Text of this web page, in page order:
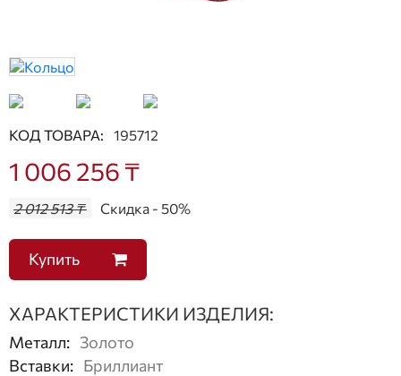
КОД ТОВАРА: 195712
1 006 256 ₸
2 012 513 ₸ Скидка - 50%
Купить
ХАРАКТЕРИСТИКИ ИЗДЕЛИЯ:
Металл: Золото
Вставки: Бриллиант